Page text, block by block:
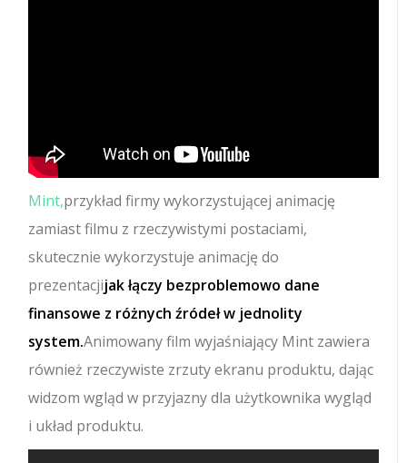
Mint,przykład firmy wykorzystującej animację
zamiast filmu z rzeczywistymi postaciami,
skutecznie wykorzystuje animację do
prezentacjijak łączy bezproblemowo dane
finansowe z różnych źródeł w jednolity
system.Animowany film wyjaśniający Mint zawiera
również rzeczywiste zrzuty ekranu produktu, dając
widzom wgląd w przyjazny dla użytkownika wygląd
i układ produktu.